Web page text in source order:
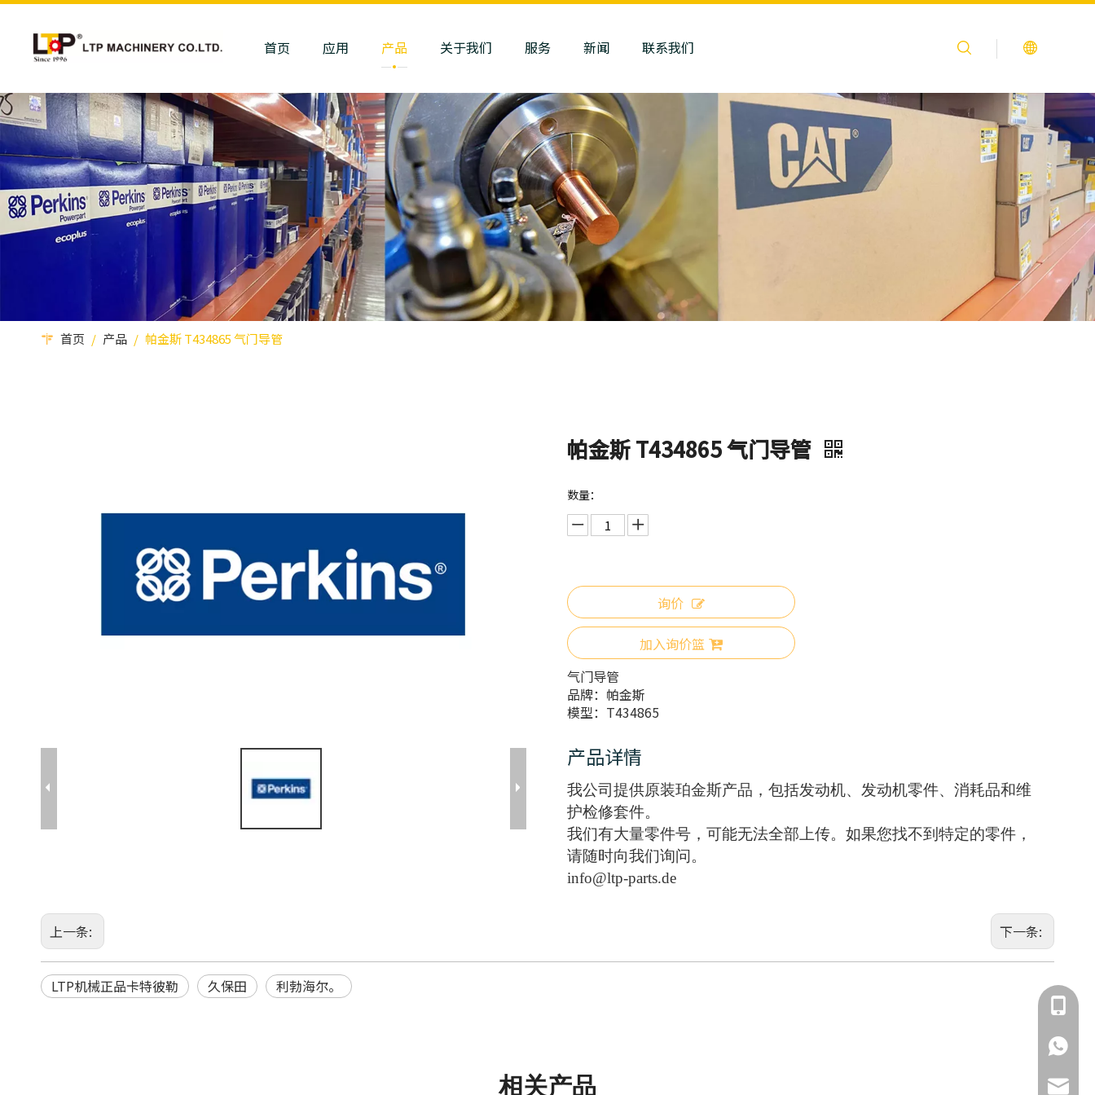
首页 应用 产品 关于我们 服务 新闻 联系我们
首页 / 产品 / 帕金斯 T434865 气门导管
帕金斯 T434865 气门导管
数量：
询价
加入询价篮
气门导管
品牌： 帕金斯
模型： T434865
产品详情
我公司提供原装珀金斯产品，包括发动机、发动机零件、消耗品和维
护检修套件。
我们有大量零件号，可能无法全部上传。如果您找不到特定的零件，
请随时向我们询问。
info@ltp-parts.de
上一条: 下一条:
LTP机械正品卡特彼勒 久保田 利勃海尔。
相关产品